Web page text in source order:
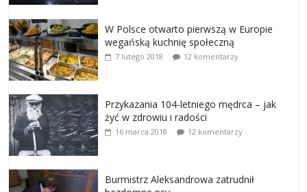
W Polsce otwarto pierwszą w Europie
wegańską kuchnię społeczną
7 lutego 2018 12 komentarzy
Przykazania 104-letniego mędrca – jak
żyć w zdrowiu i radości
16 marca 2018 12 komentarzy
Burmistrz Aleksandrowa zatrudnił